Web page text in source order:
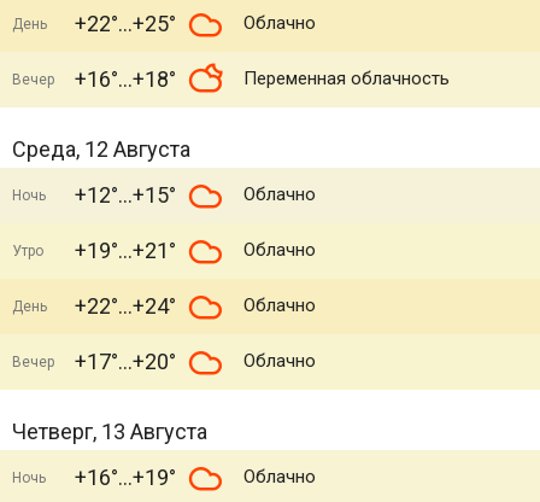
День +22° +25° Облачно
Вечер +16° +18° Переменная облачность
Среда, 12 Августа
Ночь +12° +15° Облачно
Утро +19° +21° Облачно
День +22° +24° Облачно
Вечер +17° +20° Облачно
Четверг, 13 Августа
Ночь +16° +19° Облачно